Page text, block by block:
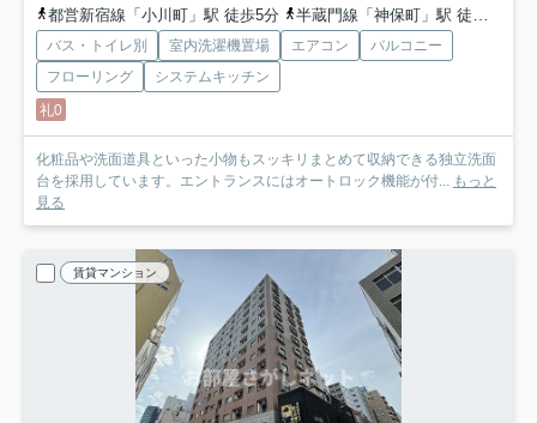
都営新宿線「小川町」駅 徒歩5分
半蔵門線「神保町」駅 徒歩6分
バス・トイレ別 室内洗濯機置場 エアコン
バルコニー
フローリング
システムキッチン
礼0
化粧品や洗面道具といった小物もスッキリまとめて収納できる独立洗面
台を採用しています。エントランスにはオートロック機能が付... もっと
見る
賃貸マンション